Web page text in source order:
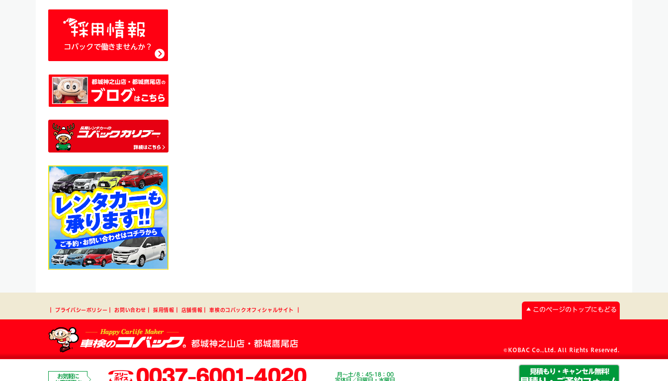
プライバシーポリシー ┃お問い合わせ ┃採用情報 店舗情報 ┃車検のコバックオフィシャルサイト このページのトップにもどる
都城神之山店・都城鷹尾店
©KOBAC Co.,Ltd. All Rights Reserved.
お気軽に
0037-6001-4020
月～土/8：45-18：00
定休日／日曜日・水曜日
見積もり・キャンセル無料!